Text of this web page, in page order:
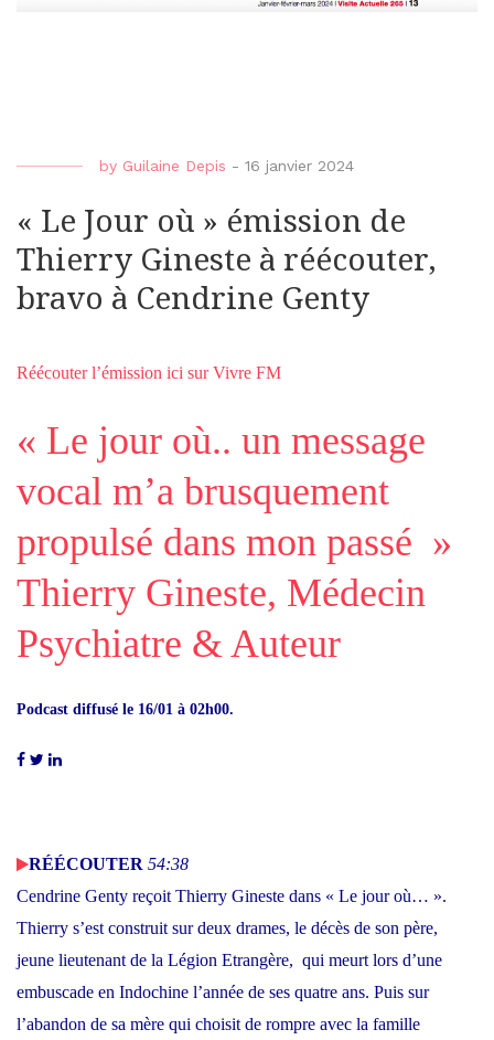
by Guilaine Depis - 16 janvier 2024
« Le Jour où » émission de
Thierry Gineste à réécouter,
bravo à Cendrine Genty
Réécouter l’émission ici sur Vivre FM
« Le jour où.. un message
vocal m’a brusquement
propulsé dans mon passé »
Thierry Gineste, Médecin
Psychiatre & Auteur
Podcast diffusé le 16/01 à 02h00.
F
B
O
O
T
T
E
R
L
E
D
I
N
P
l
a
y
RÉÉCOUTER 54:38
Cendrine Genty reçoit Thierry Gineste dans « Le jour où… ».
Thierry s’est construit sur deux drames, le décès de son père,
jeune lieutenant de la Légion Etrangère, qui meurt lors d’une
embuscade en Indochine l’année de ses quatre ans. Puis sur
l’abandon de sa mère qui choisit de rompre avec la famille